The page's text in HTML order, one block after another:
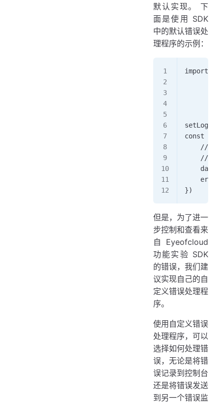
默认实现。 下
面是使用 SDK
中的默认错误处
理程序的示例：
import
const
//
//
})
但是，为了进一
步控制和查看来
自 Eyeofcloud
功能实验 SDK
的错误，我们建
议实现自己的自
定义错误处理程
序。
使用自定义错误
处理程序，可以
选择如何处理错
误，无论是将错
误记录到控制台
还是将错误发送
到另一个错误监